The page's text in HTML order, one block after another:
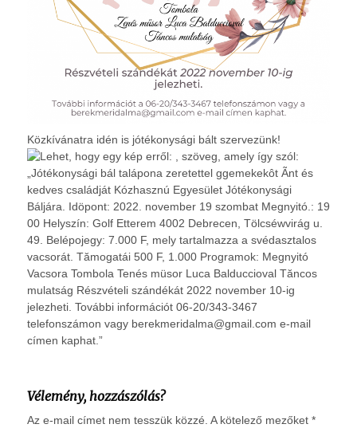
Közkívánatra idén is jótékonysági bált szervezünk!
Vélemény, hozzászólás?
Az e-mail címet nem tesszük közzé. A kötelező mezőket *